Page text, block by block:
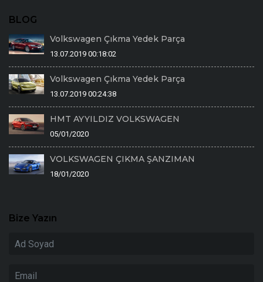
BLOG
Volkswagen Çıkma Yedek Parça
13.07.2019 00:18:02
Volkswagen Çıkma Yedek Parça
13.07.2019 00:24:38
HMT AYYILDIZ VOLKSWAGEN
05/01/2020
VOLKSWAGEN ÇIKMA ŞANZIMAN
18/01/2020
Bize Yazın